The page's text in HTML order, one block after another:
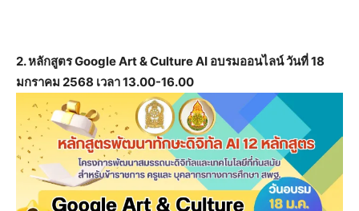
2. หลักสูตร Google Art & Culture AI อบรมออนไลน์ วันที่ 18
มกราคม 2568 เวลา 13.00-16.00